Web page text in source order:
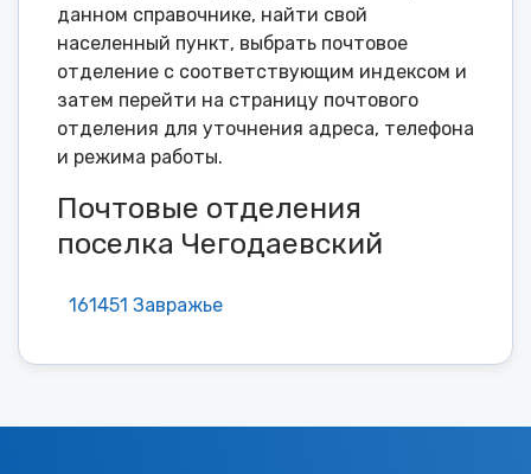
данном справочнике, найти свой
населенный пункт, выбрать почтовое
отделение с соответствующим индексом и
затем перейти на страницу почтового
отделения для уточнения адреса, телефона
и режима работы.
Почтовые отделения
поселка Чегодаевский
161451 Завражье